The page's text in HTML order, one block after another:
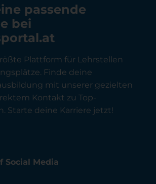
passende
bei
Plattform für Lehrstellen
Finde deine
mit unserer gezielten
Kontakt zu Top-
Starte deine Karriere jetzt!
Social Media